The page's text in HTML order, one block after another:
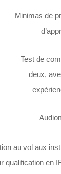
Minimas de
Test de
deux,
au vol aux
qualification en